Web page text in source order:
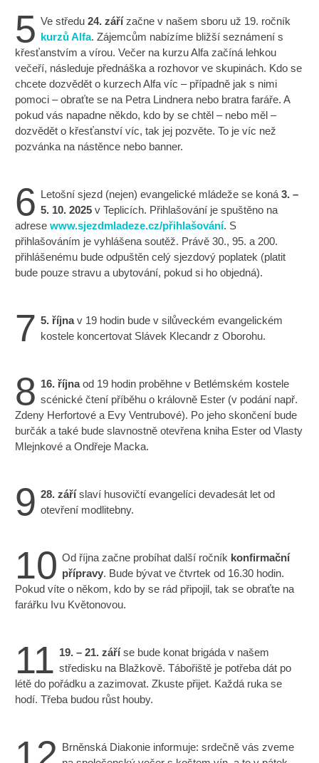
5 Ve středu 24. zářízačne v našem sboru už 19. ročník
kurzů Alfa. Zájemcům nabízíme bližší seznámení s
křesťanstvím a vírou. Večer na kurzu Alfa začíná lehkou
večeří, následuje přednáška a rozhovor ve skupinách. Kdo se
chcete dozvědět o kurzech Alfa víc – případně jak s nimi
pomoci – obraťte se na Petra Lindnera nebo bratra faráře. A
pokud vás napadne někdo, kdo by se chtěl – nebo měl –
dozvědět o křesťanství víc, tak jej pozvěte. To je víc než
pozvánka na nástěnce nebo banner.
6 Letošní sjezd (nejen) evangelické mládeže se koná 3. –
5. 10. 2025v Teplicích. Přihlašování je spuštěno na
adresewww.sjezdmladeze.cz/přihlašování. S
přihlašováním je vyhlášena soutěž. Právě 30., 95. a 200.
přihlášenému bude odpuštěn celý sjezdový poplatek (platit
bude pouze stravu a ubytování, pokud si ho objedná).
7 5. říjnav 19 hodin bude v silůveckém evangelickém
kostele koncertovat Slávek Klecandr z Oborohu.
8 16. říjnaod 19 hodin proběhne v Betlémském kostele
scénické čtení příběhu o královně Ester (v podání např.
Zdeny Herfortové a Evy Ventrubové). Po jeho skončení bude
burčák a také bude slavnostně otevřena kniha Ester od Vlasty
Mlejnkové a Ondřeje Macka.
9 28. záříslaví husovičtí evangelíci devadesát let od
otevření modlitebny.
10 Od října začne probíhat další ročník konfirmační
přípravy. Bude bývat ve čtvrtek od 16.30 hodin.
Pokud víte o někom, kdo by se rád připojil, tak se obraťte na
farářku Ivu Květonovou.
11 19. – 21. záříse bude konat brigáda v našem
středisku na Blažkově. Tábořiště je potřeba dát po
létě do pořádku a zazimovat. Zkuste přijet. Každá ruka se
hodí. Třeba budou růst houby.
12 Brněnská Diakonie informuje: srdečně vás zveme